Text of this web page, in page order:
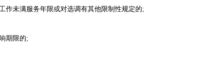
未满服务年限或对选调有其他限制性规定的;
期限的;